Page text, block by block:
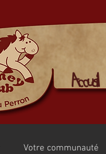
Accueil
Votre communauté